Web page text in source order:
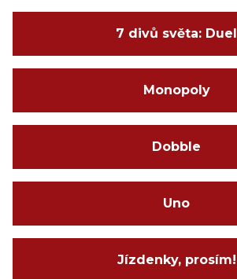
7 divů světa: Duel
Monopoly
Dobble
Uno
Jízdenky, prosím!